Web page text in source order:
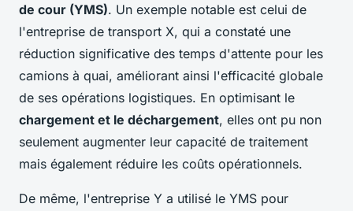
de cour (YMS). Un exemple notable est celui de
l'entreprise de transport X, qui a constaté une
réduction significative des temps d'attente pour les
camions à quai, améliorant ainsi l'efficacité globale
de ses opérations logistiques. En optimisant le
chargement et le déchargement, elles ont pu non
seulement augmenter leur capacité de traitement
mais également réduire les coûts opérationnels.
De même, l'entreprise Y a utilisé le YMS pour